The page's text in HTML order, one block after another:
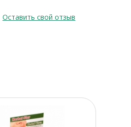
Оставить свой отзыв